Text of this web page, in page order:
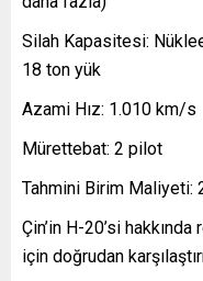
Silah Kapasitesi:
18 ton yük
Azami Hız: 1.010 km/s
Mürettebat: 2 pilot
Tahmini Birim Maliyeti:
Çin’in H-20’si
için doğrudan